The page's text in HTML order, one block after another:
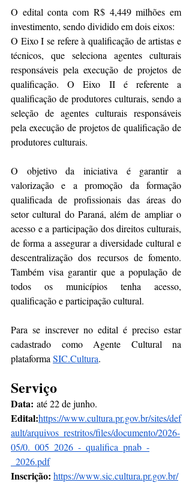
O edital conta com R$ 4,449 milhões em
investimento, sendo dividido em dois eixos:
O Eixo I se refere à qualificação de artistas e
técnicos, que seleciona agentes culturais
responsáveis pela execução de projetos de
qualificação. O Eixo II é referente a
qualificação de produtores culturais, sendo a
seleção de agentes culturais responsáveis
pela execução de projetos de qualificação de
produtores culturais.
O objetivo da iniciativa é garantir a
valorização e a promoção da formação
qualificada de profissionais das áreas do
setor cultural do Paraná, além de ampliar o
acesso e a participação dos direitos culturais,
de forma a assegurar a diversidade cultural e
descentralização dos recursos de fomento.
Também visa garantir que a população de
todos os municípios tenha acesso,
qualificação e participação cultural.
Para se inscrever no edital é preciso estar
cadastrado como Agente Cultural na
plataforma SIC.Cultura.
Serviço
Data: até 22 de junho.
Edital:https://www.cultura.pr.gov.br/sites/def
ault/arquivos_restritos/files/documento/2026-
05/0._005_2026_-_qualifica_pnab_-
_2026.pdf
Inscrição: https://www.sic.cultura.pr.gov.br/